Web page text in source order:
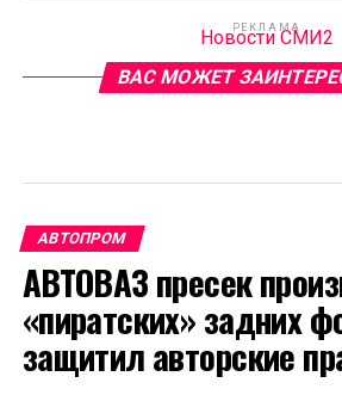
РЕКЛАМА
Новости СМИ2
ВАС МОЖЕТ
АВТОПРОМ
АВТОВАЗ пресек
«пиратских» задних
защитил авторские